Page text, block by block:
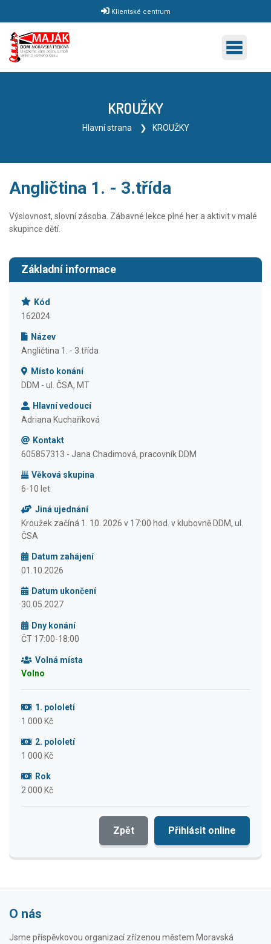
Klientské centrum
KROUŽKY
Hlavní strana KROUŽKY
Angličtina 1. - 3.třída
Výslovnost, slovní zásoba. Zábavné lekce plné her a aktivit v malé
skupince dětí.
Základní informace
Kód
162024
Název
Angličtina 1. - 3.třída
Místo konání
DDM - ul. ČSA, MT
Hlavní vedoucí
Adriana Kuchaříková
Kontakt
605857313 - Jana Chadimová, pracovník DDM
Věková skupina
6-10 let
Jiná ujednání
Kroužek začíná 1. 10. 2026 v 17:00 hod. v klubovně DDM, ul.
ČSA
Datum zahájení
01.10.2026
Datum ukončení
30.05.2027
Dny konání
ČT 17:00-18:00
Volná místa
Volno
1. pololetí
1 000 Kč
2. pololetí
1 000 Kč
Rok
2 000 Kč
Přihlásit online
Zpět
O nás
Jsme příspěvkovou organizací zřízenou městem Moravská